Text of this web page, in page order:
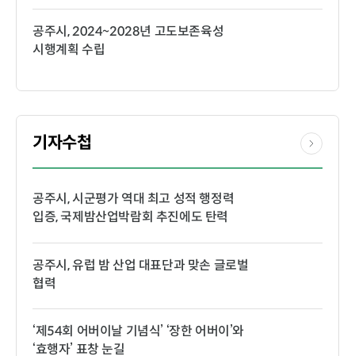
공주시, 2024~2028년 고도보존육성
시행계획 수립
기자수첩
공주시, 시군평가 역대 최고 성적 행정력
입증, 국제밤산업박람회 추진에도 탄력
공주시, 유럽 밤 산업 대표단과 맞손 글로벌
협력
‘제54회 어버이날 기념식’ ‘장한 어버이’와
‘효행자’ 표창 눈길